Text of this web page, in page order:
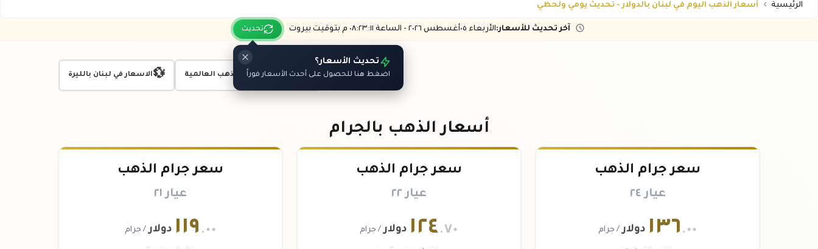
الرئيسية أسعار الذهب اليوم في لبنان بالدولار - تحديث يومي ولحظي
آخر تحديث للأسعار:الأربعاء ٠٥ أغسطس ٢٠٢٦ - الساعة :١١ م بتوقيت بيروت تحديث
تحديث الأسعار؟
اضغط هنا للحصول على أحدث الأسعار فوراً
🌍للانتقال لأسعار الذهب العالمية 💱الاسعار في لبنان بالليرة
أسعار الذهب بالجرام
سعر جرام الذهب
عيار ٢٤
١٣٦ .٠٠ دولار / جرام
سعر جرام الذهب
عيار ٢٢
١٢٤.٧٠ دولار / جرام
سعر جرام الذهب
عيار ٢١
١١٩ .٠٠ دولار / جرام